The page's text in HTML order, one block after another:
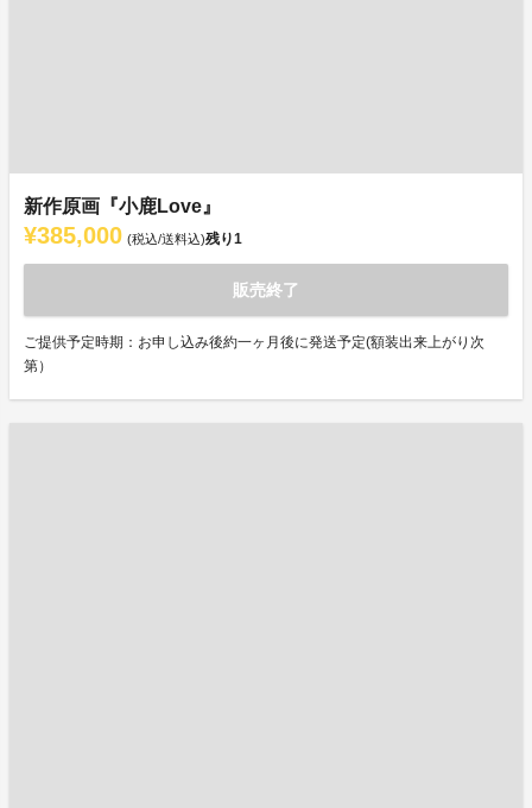
新作原画『小鹿Love』
¥385,000 (税込/送料込)残り1
販売終了
ご提供予定時期：お申し込み後約一ヶ月後に発送予定(額装出来上がり次
第）